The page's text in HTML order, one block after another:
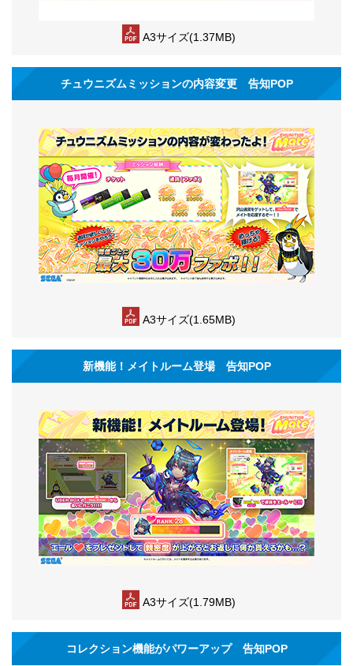
A3サイズ(1.37MB)
チュウニズムミッションの内容変更 告知POP
A3サイズ(1.65MB)
新機能！メイトルーム登場 告知POP
A3サイズ(1.79MB)
コレクション機能がパワーアップ 告知POP